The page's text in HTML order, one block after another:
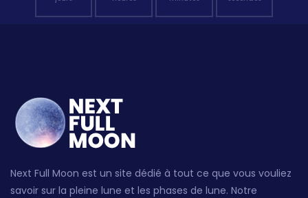
Next Full Moon est un site dédié à tout ce que vous vouliez
savoir sur la pleine lune et les phases de lune. Notre